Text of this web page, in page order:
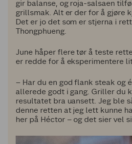
gir balanse, og roja-salsaen
grillsmak. Alt er der for å gjøre
Det er jo det som er stjerna i
Thongphueng.
June håper flere tør å teste
er redde for å eksperimentere
– Har du en god flank steak og
allerede godt i gang. Griller du
resultatet bra uansett. Jeg ble
denne retten at jeg lett kunne
her på Héctor – og det sier vel